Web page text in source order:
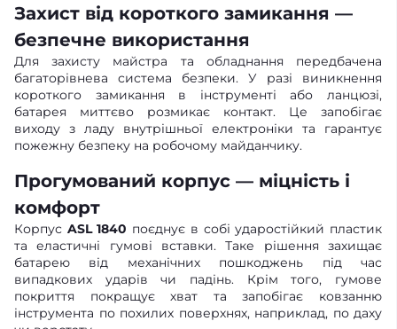
Захист від короткого замикання —
безпечне використання
Для захисту майстра та обладнання передбачена
багаторівнева система безпеки. У разі виникнення
короткого замикання в інструменті або ланцюзі,
батарея миттєво розмикає контакт. Це запобігає
виходу з ладу внутрішньої електроніки та гарантує
пожежну безпеку на робочому майданчику.
Прогумований корпус — міцність і
комфорт
Корпус ASL 1840 поєднує в собі ударостійкий пластик
та еластичні гумові вставки. Таке рішення захищає
батарею від механічних пошкоджень під час
випадкових ударів чи падінь. Крім того, гумове
покриття покращує хват та запобігає ковзанню
інструмента по похилих поверхнях, наприклад, по даху